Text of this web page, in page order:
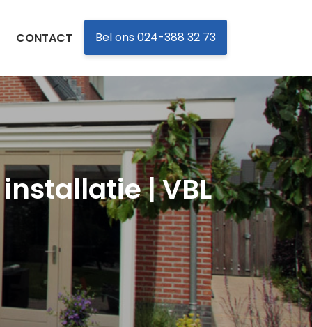
CONTACT Bel ons 024-388 32 73
| VBL